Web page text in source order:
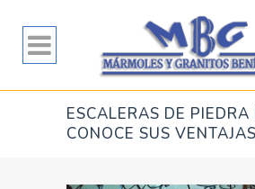
ESCALERAS DE
CONOCE SUS VENTAJAS